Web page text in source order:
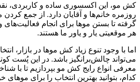
کش مو، این اکسسوری ساده و کاربردی،
روزمره خانم‌ها و آقایان دارد. از جمع
گرفته تا بستن موها برای انجام
هر موقعیتی یار و یاور ما هستند.
اما با وجود تنوع زیاد کش موها در بازار،
می‌تواند چالش‌برانگیز باشد. در این پُست
معرفی انواع رایج کش مو بپردازیم تا با
کدام، بتوانید بهترین انتخاب را برای موهای